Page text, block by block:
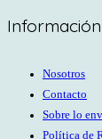
Nosotros
Contacto
Sobre lo
Política de